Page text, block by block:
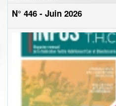
N° 446 - Juin 2026